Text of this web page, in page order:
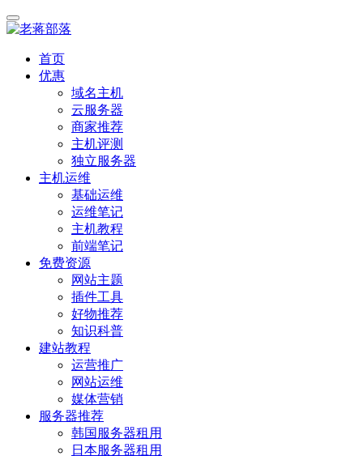
首页
优惠
域名主机
云服务器
商家推荐
主机评测
独立服务器
主机运维
基础运维
运维笔记
主机教程
前端笔记
免费资源
网站主题
插件工具
好物推荐
知识科普
建站教程
运营推广
网站运维
媒体营销
服务器推荐
韩国服务器租用
日本服务器租用